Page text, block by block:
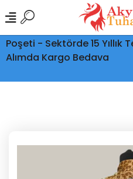
Ptt Kargo İle Tüm
Poşeti - Sektörde 15 Yıllık
Alımda Kargo Bedava